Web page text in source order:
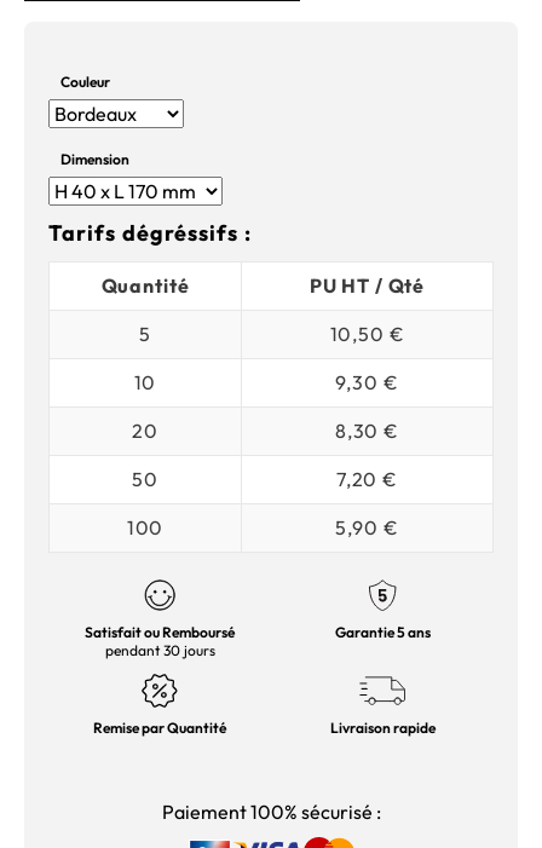
Couleur
Dimension
Tarifs dégréssifs :
Quantité
PU HT / Qté
5
10,50 €
10
9,30 €
20
8,30 €
50
7,20 €
100
5,90 €
Satisfait ou Remboursé
pendant 30 jours
Garantie 5 ans
Remise par Quantité Livraison rapide
Paiement 100% sécurisé :